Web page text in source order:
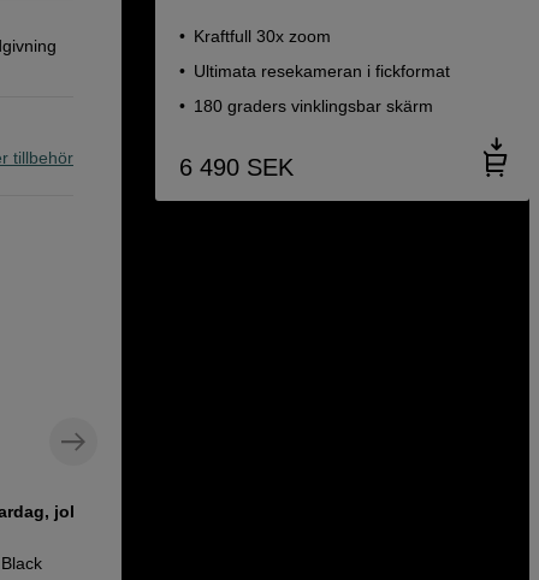
tillbehör
jobb
Kraftfull 30x zoom
Ultimata resekameran i fickformat
180 graders vinklingsbar skärm
6 490 SEK